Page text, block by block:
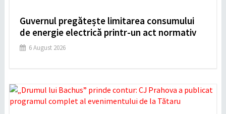
Guvernul pregătește limitarea consumului
de energie electrică printr-un act normativ
6 August 2026